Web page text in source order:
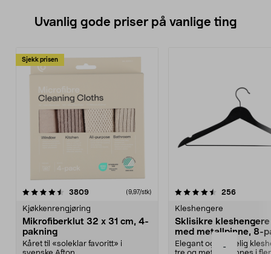
-
Uvanlig gode priser på vanlige ting
Sjekk prisen
3809anmeldelser(9,97/stk)
Kjøkkenrengjøring
Mikrofiberklut 32 x 31 cm, 4-
pakning
Kåret til «soleklar favoritt» i
4.5av 5 stjerner 256
Kleshengere
Sklisikre
med metallpinne, 8-
Elegant og skikkelig
4.5av 5 stjerner